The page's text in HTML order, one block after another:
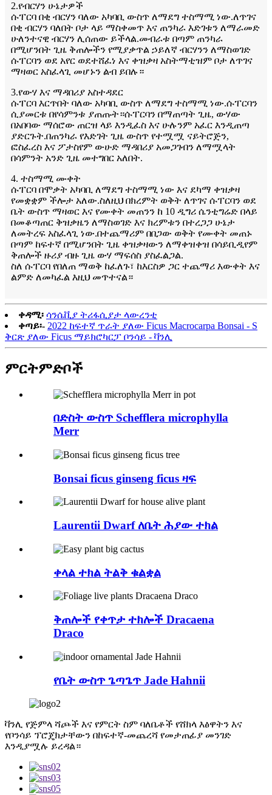
2.የብርሃን ሁኔታዎች
ሱፐርባ በቂ ብርሃን ባለው አካባቢ ውስጥ ለማደግ ተስማሚ ነው.ለጥገና
በቂ ብርሃን ባለበት ቦታ ላይ ማስቀመጥ እና ጠንካራ እድገቱን ለማራመድ
ሁለንተናዊ ብርሃን ሊሰጠው ይችላል.መብራቱ በጣም ጠንካራ
በሚሆንበት ጊዜ ቅጠሎችን የሚያቃጥል ኃይለኛ ብርሃንን ለማስወገድ
ሱፐርባን ወደ አየር ወደተሸፈነ እና ቀዝቃዛ አስትማቲዝም ቦታ ለጥገና
ማዛወር አስፈላጊ መሆኑን ልብ ይበሉ።
3.የውሃ እና ማዳበሪያ አስተዳደር
ሱፐርባ እርጥበት ባለው አካባቢ ውስጥ ለማደግ ተስማሚ ነው.ሱፐርባን
ሲያመርቱ በየሳምንቱ ያጠጡት።ሱፐርባን በማጠጣት ጊዜ, ውሃው
በአበባው ማሰሮው ጠርዝ ላይ እንዲፈስ እና ሁሉንም አፈር እንዲጠጣ
ያድርጉት.በጠንካራ የእድገት ጊዜ ውስጥ የተሟሟ ናይትሮጅን,
ፎስፈረስ እና ፖታስየም ውሁድ ማዳበሪያ አመጋገብን ለማሟላት
በሳምንት አንድ ጊዜ መተግበር አለበት.
4. ተስማሚ ሙቀት
ሱፐርባ በሞቃት አካባቢ ለማደግ ተስማሚ ነው እና ደካማ ቀዝቃዛ
የመቋቋም ችሎታ አለው.ስለዚህ በክረምት ወቅት ለጥገና ሱፐርባን ወደ
ቤት ውስጥ ማዛወር እና የሙቀት መጠንን ከ 10 ዲግሪ ሴንቲግሬድ በላይ
በመቆጣጠር ቅዝቃዜን ለማስወገድ እና ክረምቱን በተረጋጋ ሁኔታ
ለመትረፍ አስፈላጊ ነው.በተጨማሪም በበጋው ወቅት የሙቀት መጠኑ
በጣም ከፍተኛ በሚሆንበት ጊዜ ቀዝቃዛውን ለማቀዝቀዝ በሳይቢዲየም
ቅጠሎች ዙሪያ ብዙ ጊዜ ውሃ ማፍሰስ ያስፈልጋል.
ስለ ሱፐርባ የበለጠ ማወቅ ከፈለጉ፣ ከእርስዎ ጋር ተጨማሪ እውቀት እና
ልምድ ለመካፈል እዚህ መጥተናል።
ቀዳሚ፡ ሳንሴቪያ ትሪፋሲያታ ላውረንቲ
ቀጣይ፡- 2022 ከፍተኛ ጥራት ያለው Ficus Macrocarpa Bonsai - S
ቅርጽ ያለው Ficus ማይክሮካርፓ ቦንሳይ - ቫንሊ
ምርትምድቦች
በድስት ውስጥ Schefflera microphylla
Merr
Bonsai ficus ginseng ficus ዛፍ
Laurentii Dwarf ለቤት ሕያው ተክል
ቀላል ተክል ትልቅ ቁልቋል
ቅጠሎች የቀጥታ ተክሎች Dracaena
Draco
የቤት ውስጥ ጌጣጌጥ Jade Hahnii
ቫንሊ የጅምላ ሻጮች እና የምርት ስም ባለቤቶች የሸክላ እፅዋትን እና
የቦንሳይ ፕሮጄክታቸውን በከፍተኛ-መጨረሻ የመታጠፊያ መንገድ
እንዲያሟሉ ይረዳል።